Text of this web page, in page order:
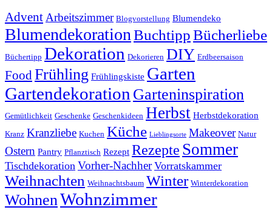
Advent Arbeitszimmer Blogvorstellung Blumendeko
Blumendekoration BuchtippBücherliebe
Büchertipp Dekoration Dekorieren DIY Erdbeersaison
FoodFrühling Frühlingskiste Garten
Gartendekoration Garteninspiration
Gemütlichkeit Geschenke Geschenkideen Herbst Herbstdekoration
Kranz Kranzliebe Kuchen Küche Lieblingsorte Makeover Natur
Ostern Pantry Pflanztisch Rezept Rezepte Sommer
Tischdekoration Vorher-Nachher Vorratskammer
Weihnachten Weihnachtsbaum Winter Winterdekoration
WohnenWohnzimmer